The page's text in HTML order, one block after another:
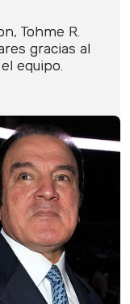
Tohme R.
gracias al
equipo.